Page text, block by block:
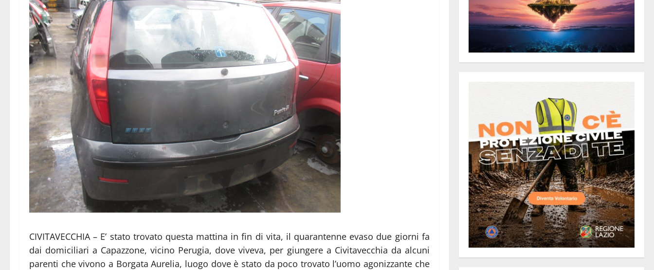
CIVITAVECCHIA – E’ stato trovato questa mattina in fin di vita, il quarantenne evaso due giorni fa
dai domiciliari a Capazzone, vicino Perugia, dove viveva, per giungere a Civitavecchia da alcuni
parenti che vivono a Borgata Aurelia, luogo dove è stato da poco trovato l’uomo agonizzante che